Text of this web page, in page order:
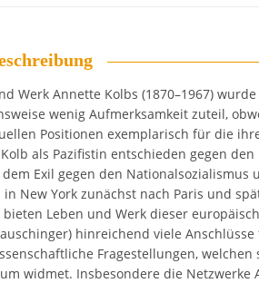
Werk Annette Kolbs (1870–1967)
wenig Aufmerksamkeit zuteil,
Positionen exemplarisch für die
als Pazifistin entschieden gegen
Exil gegen den Nationalsozialismus
in New York zunächst nach Paris und
Leben und Werk dieser
hinreichend viele
Fragestellungen, welchen
widmet. Insbesondere die Netzwerke